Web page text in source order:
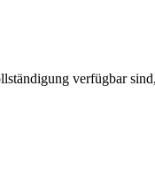
verfügbar